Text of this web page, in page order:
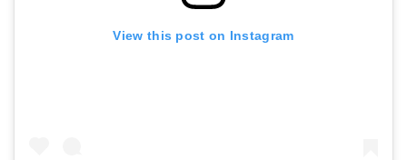
View this post on Instagram